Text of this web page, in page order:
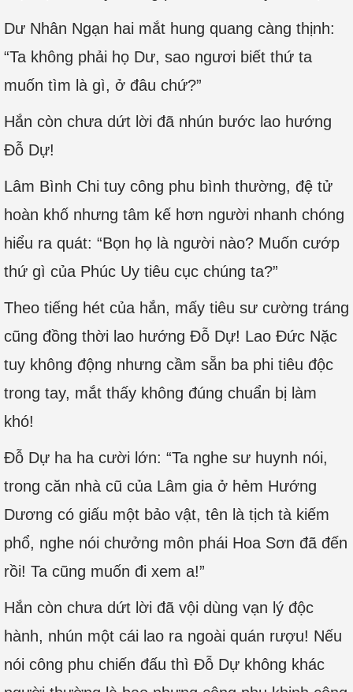
Dư Nhân Ngạn hai mắt hung quang càng thịnh:
“Ta không phải họ Dư, sao ngươi biết thứ ta
muốn tìm là gì, ở đâu chứ?”
Hắn còn chưa dứt lời đã nhún bước lao hướng
Đỗ Dự!
Lâm Bình Chi tuy công phu bình thường, đệ tử
hoàn khố nhưng tâm kế hơn người nhanh chóng
hiểu ra quát: “Bọn họ là người nào? Muốn cướp
thứ gì của Phúc Uy tiêu cục chúng ta?”
Theo tiếng hét của hắn, mấy tiêu sư cường tráng
cũng đồng thời lao hướng Đỗ Dự! Lao Đức Nặc
tuy không động nhưng cầm sẵn ba phi tiêu độc
trong tay, mắt thấy không đúng chuẩn bị làm
khó!
Đỗ Dự ha ha cười lớn: “Ta nghe sư huynh nói,
trong căn nhà cũ của Lâm gia ở hẻm Hướng
Dương có giấu một bảo vật, tên là tịch tà kiếm
phổ, nghe nói chưởng môn phái Hoa Sơn đã đến
rồi! Ta cũng muốn đi xem a!”
Hắn còn chưa dứt lời đã vội dùng vạn lý độc
hành, nhún một cái lao ra ngoài quán rượu! Nếu
nói công phu chiến đấu thì Đỗ Dự không khác